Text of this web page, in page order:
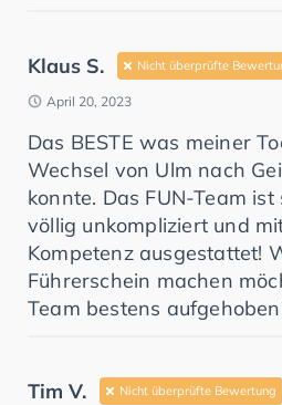
Klaus S. Nicht überprüfte
April 20, 2023
Das BESTE was meiner
Wechsel von Ulm nach
konnte. Das FUN-Team
völlig unkompliziert und
Kompetenz ausgestattet!
Führerschein machen
Team bestens
Tim V. Nicht überprüfte Bewertung